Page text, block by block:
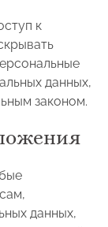
к
данных,
законом.
данных,